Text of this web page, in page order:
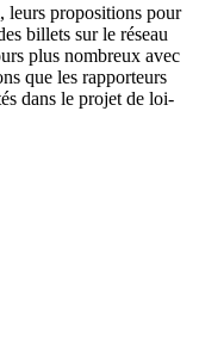
leurs propositions pour
billets sur le réseau
plus nombreux avec
que les rapporteurs
dans le projet de loi-